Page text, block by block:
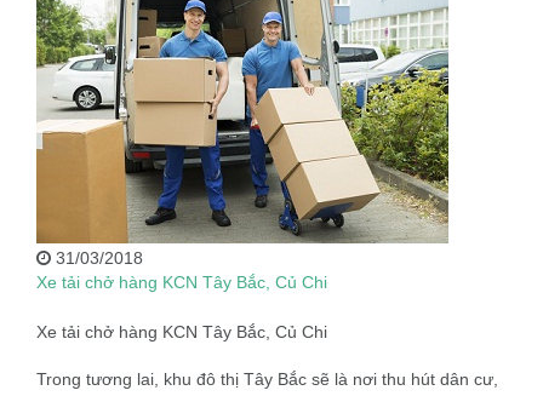
31/03/2018
Xe tải chở hàng KCN Tây Bắc, Củ Chi
Xe tải chở hàng KCN Tây Bắc, Củ Chi
Trong tương lai, khu đô thị Tây Bắc sẽ là nơi thu hút dân cư,